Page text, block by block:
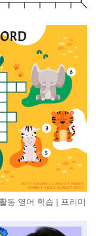
동 영어 학습 | 프리미